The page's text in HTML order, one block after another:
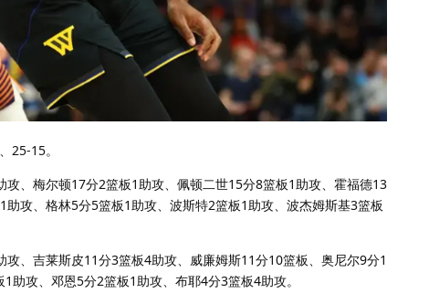
25-15。
、梅尔顿17分2篮板1助攻、佩顿二世15分8篮板1助攻、霍福德13
攻、格林5分5篮板1助攻、波斯特2篮板1助攻、波杰姆斯基3篮板
、吉莱斯皮11分3篮板4助攻、威廉姆斯11分10篮板、奥尼尔9分1
攻、邓恩5分2篮板1助攻、布耶4分3篮板4助攻。